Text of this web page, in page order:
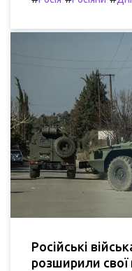
Російські
розширили свої